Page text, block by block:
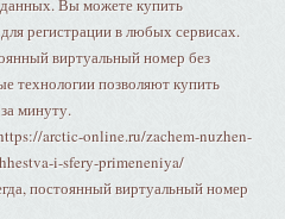
Вы можете купить
регистрации в любых сервисах.
виртуальный номер без
технологии позволяют купить
минуту.
arctic-online.ru/zachem-nuzhen-
i-sfery-primeneniya/
постоянный виртуальный номер